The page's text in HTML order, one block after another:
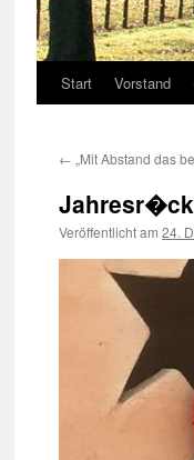
Start Vorstand
← „Mit Abstand das
Veröffentlicht am 24.